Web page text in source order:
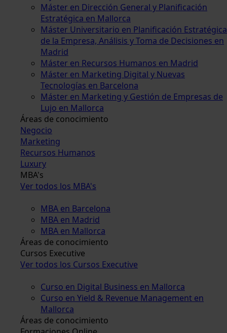
Máster en Dirección General y Planificación
Estratégica en Mallorca
Máster Universitario en Planificación Estratégica
de la Empresa, Análisis y Toma de Decisiones en
Madrid
Máster en Recursos Humanos en Madrid
Máster en Marketing Digital y Nuevas
Tecnologías en Barcelona
Máster en Marketing y Gestión de Empresas de
Lujo en Mallorca
Áreas de conocimiento
Negocio
Marketing
Recursos Humanos
Luxury
MBA's
Ver todos los MBA's
MBA en Barcelona
MBA en Madrid
MBA en Mallorca
Áreas de conocimiento
Cursos Executive
Ver todos los Cursos Executive
Curso en Digital Business en Mallorca
Curso en Yield & Revenue Management en
Mallorca
Áreas de conocimiento